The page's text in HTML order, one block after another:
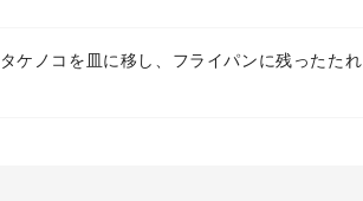
ケノコを皿に移し、フライパンに残ったたれ